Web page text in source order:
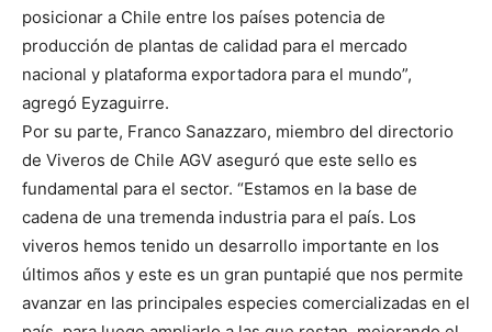
posicionar a Chile entre los países potencia de
producción de plantas de calidad para el mercado
nacional y plataforma exportadora para el mundo”,
agregó Eyzaguirre.
Por su parte, Franco Sanazzaro, miembro del directorio
de Viveros de Chile AGV aseguró que este sello es
fundamental para el sector. “Estamos en la base de
cadena de una tremenda industria para el país. Los
viveros hemos tenido un desarrollo importante en los
últimos años y este es un gran puntapié que nos permite
avanzar en las principales especies comercializadas en el